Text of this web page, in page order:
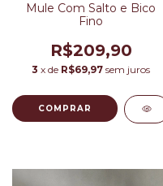
Mule Com Salto e Bico
Fino
R$209,90
3 x de R$69,97 sem juros
COMPRAR